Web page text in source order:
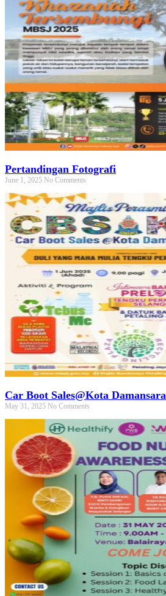
Pertandingan Fotografi
June 1, 2025 No Comments
Car Boot Sales@Kota Damansara
May 31, 2025 No Comments